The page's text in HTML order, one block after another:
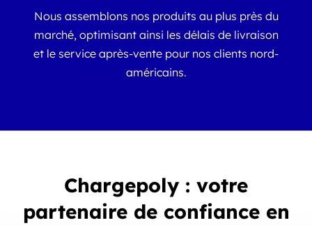
Nous assemblons nos produits au plus près du
marché, optimisant ainsi les délais de livraison
et le service après-vente pour nos clients nord-
américains.
Chargepoly : votre
partenaire de confiance en